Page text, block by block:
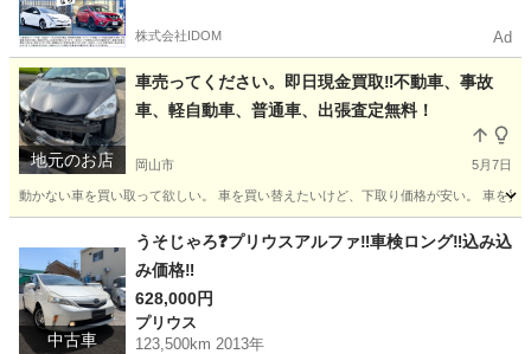
株式会社IDOM Ad
地元のお店
車売ってください。即日現金買取‼️不動車、事故
車、軽自動車、普通車、出張査定無料！
岡山市 5月7日
動かない車を買い取って欲しい。 車を買い替えたいけど、下取り価格が安い。 車を
便利屋 無料
中古車
うそじゃろ❓プリウスアルファ‼️車検ロング‼️込み込
み価格‼️
628,000円
プリウス
123,500km 2013年